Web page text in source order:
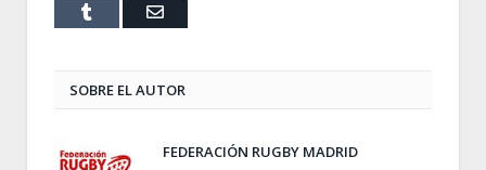
Email
SOBRE EL AUTOR
FEDERACIÓN RUGBY MADRID